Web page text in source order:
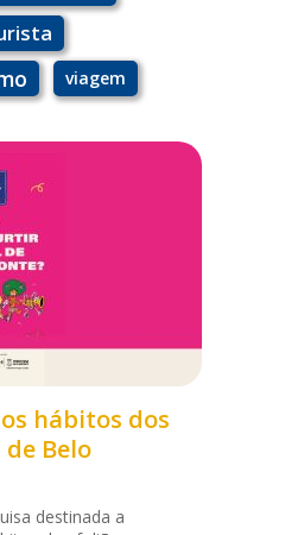
viagem
hábitos dos
Belo
destinada a